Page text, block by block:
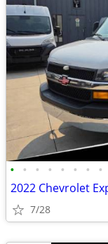
• • • • • • • •
7/28